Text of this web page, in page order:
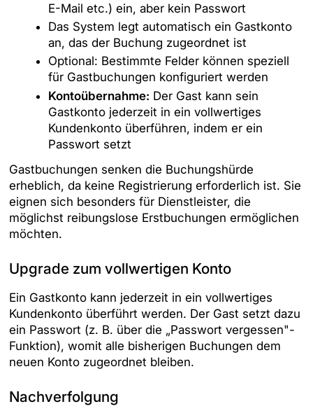
E-Mail etc.) ein, aber kein Passwort
Das System legt automatisch ein Gastkonto
an, das der Buchung zugeordnet ist
Optional: Bestimmte Felder können speziell
für Gastbuchungen konfiguriert werden
Kontoübernahme: Der Gast kann sein
Gastkonto jederzeit in ein vollwertiges
Kundenkonto überführen, indem er ein
Passwort setzt
Gastbuchungen senken die Buchungshürde
erheblich, da keine Registrierung erforderlich ist. Sie
eignen sich besonders für Dienstleister, die
möglichst reibungslose Erstbuchungen ermöglichen
möchten.
Upgrade zum vollwertigen Konto
Ein Gastkonto kann jederzeit in ein vollwertiges
Kundenkonto überführt werden. Der Gast setzt dazu
ein Passwort (z. B. über die „Passwort vergessen"-
Funktion), womit alle bisherigen Buchungen dem
neuen Konto zugeordnet bleiben.
Nachverfolgung